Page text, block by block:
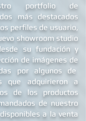
portfolio de
más destacados
perfiles de usuario,
showroom studio
su fundación y
de imágenes de
por algunos de
que adquirieron a
de los productos
de nuestro
a la venta